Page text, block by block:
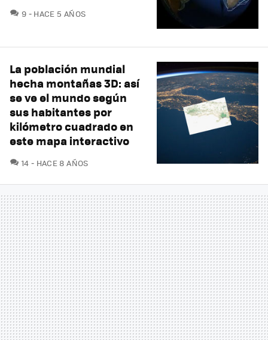
9 COMENTARIOS
HACE 5 AÑOS
La población mundial
hecha montañas 3D: así
se ve el mundo según
sus habitantes por
kilómetro cuadrado en
este mapa interactivo
14 COMENTARIOS
HACE 8 AÑOS